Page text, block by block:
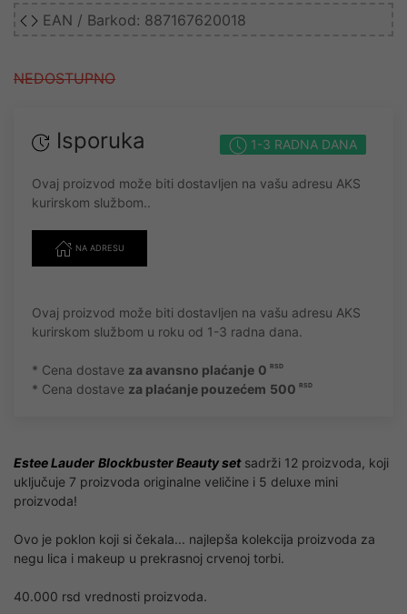
EAN / Barkod: 887167620018
NEDOSTUPNO
1-3 RADNA DANA
Isporuka
Ovaj proizvod može biti dostavljen na vašu adresu AKS
kurirskom službom..
NA ADRESU
Ovaj proizvod može biti dostavljen na vašu adresu AKS
kurirskom službom u roku od 1-3 radna dana.
* Cena dostave za avansno plaćanje 0 RSD
* Cena dostave za plaćanje pouzećem 500 RSD
Estee Lauder Blockbuster Beauty setsadrži 12 proizvoda, koji
uključuje 7 proizvoda originalne veličine i 5 deluxe mini
proizvoda!
Ovo je poklon koji si čekala... najlepša kolekcija proizvoda za
negu lica i makeup u prekrasnoj crvenoj torbi.
40.000 rsd vrednosti proizvoda.